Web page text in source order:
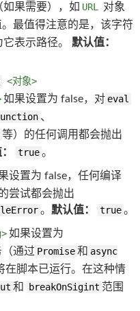
果需要），如 URL
对象
最值得注意的是，该字符
表示路径。 默认值：
<对象>
如果设置为 false，对 eval
、
等）的任何调用都会抛出
true。
设置为 false，任何编译
尝试都会抛出
。 默认值： true。
如果设置为
通过 Promise和 async
在脚本已运行。在这种情
和 breakOnSigint 范围